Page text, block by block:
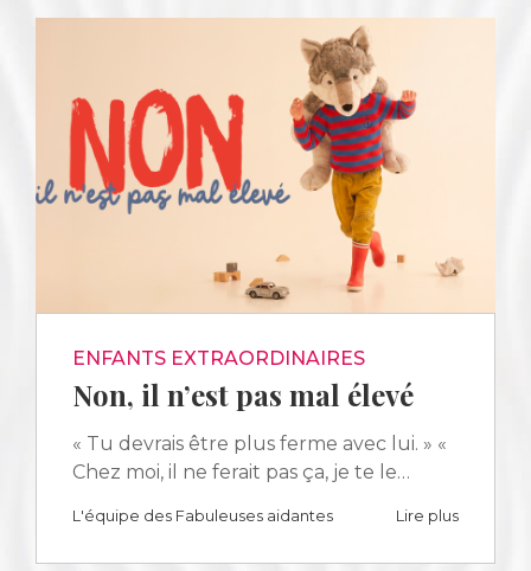
ENFANTS EXTRAORDINAIRES
Non, il n’est pas mal élevé
« Tu devrais être plus ferme avec lui. » «
Chez moi, il ne ferait pas ça, je te le…
L'équipe des Fabuleuses aidantes Lire plus